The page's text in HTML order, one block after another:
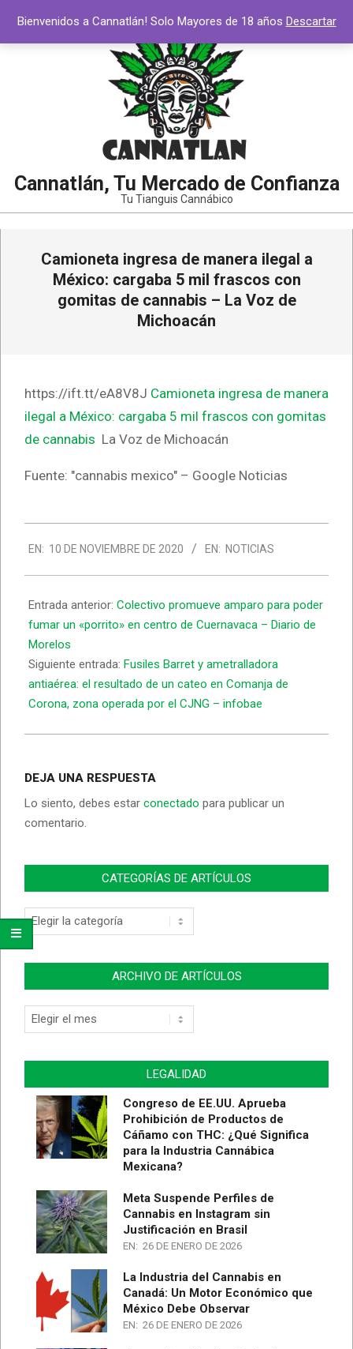
contenido
Cannatlán, Tu Mercado de Confianza
Tu Tianguis Cannábico
navegación
Camioneta ingresa de manera ilegal a
México: cargaba 5 mil frascos con
gomitas de cannabis – La Voz de
Michoacán
https://ift.tt/eA8V8J Camioneta ingresa de manera
ilegal a México: cargaba 5 mil frascos con gomitas
de cannabis La Voz de Michoacán
Fuente: "cannabis mexico" – Google Noticias
11-
10
EN: 10 DE NOVIEMBRE DE 2020 EN: NOTICIAS
Entrada anterior: Colectivo promueve amparo para poder
fumar un «porrito» en centro de Cuernavaca – Diario de
Morelos
Siguiente entrada: Fusiles Barret y ametralladora
antiaérea: el resultado de un cateo en Comanja de
Corona, zona operada por el CJNG – infobae
DEJA UNA RESPUESTA
Lo siento, debes estar conectado para publicar un
comentario.
CATEGORÍAS DE ARTÍCULOS
Categorías
de
Artículos
ARCHIVO DE ARTÍCULOS
Archivo
de
LEGALIDAD
Congreso de EE.UU. Aprueba
Prohibición de Productos de
Cáñamo con THC: ¿Qué Significa
para la Industria Cannábica
Mexicana?
Meta Suspende Perfiles de
Cannabis en Instagram sin
Justificación en Brasil
EN: 26 DE ENERO DE 2026
La Industria del Cannabis en
Canadá: Un Motor Económico que
México Debe Observar
EN: 26 DE ENERO DE 2026
Bienvenidos a Cannatlán! Solo Mayores de 18 años Descartar